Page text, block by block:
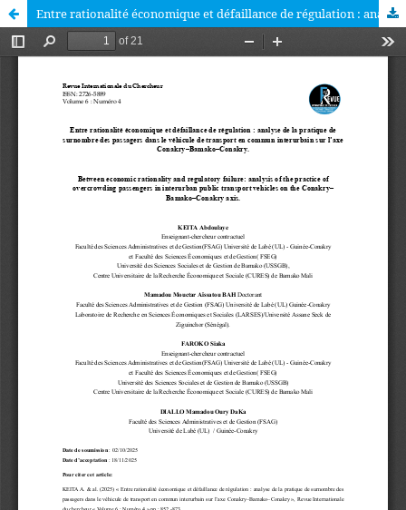
Entre rationalité économique et défaillance de régulation : analyse de la pratique de surnombre des passagers dans le véhicule de transport en commun interurbain sur l’axe Conakry–Bamako–Conakry